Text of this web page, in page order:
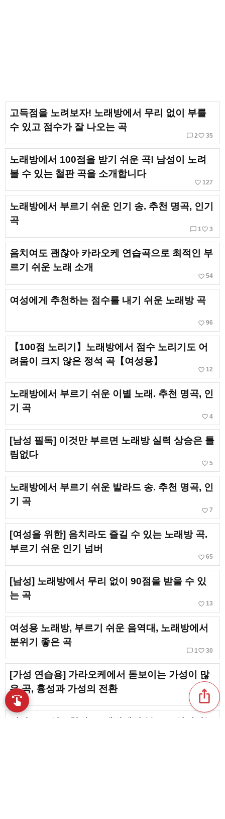
고득점을 노려보자! 노래방에서 무리 없이 부를
수 있고 점수가 잘 나오는 곡
chat_bubble_outline 2favorite_border 35
노래방에서 100점을 받기 쉬운 곡! 남성이 노려
볼 수 있는 철판 곡을 소개합니다
favorite_border 127
노래방에서 부르기 쉬운 인기 송. 추천 명곡, 인기
곡
chat_bubble_outline 1 favorite_border 3
음치여도 괜찮아 카라오케 연습곡으로 최적인 부
르기 쉬운 노래 소개
favorite_border 54
여성에게 추천하는 점수를 내기 쉬운 노래방 곡
favorite_border 96
【100점 노리기】노래방에서 점수 노리기도 어
려움이 크지 않은 정석 곡【여성용】
favorite_border 12
노래방에서 부르기 쉬운 이별 노래. 추천 명곡, 인
기 곡
favorite_border 4
[남성 필독] 이것만 부르면 노래방 실력 상승은 틀
림없다
favorite_border 5
노래방에서 부르기 쉬운 발라드 송. 추천 명곡, 인
기 곡
favorite_border 7
[여성을 위한] 음치라도 즐길 수 있는 노래방 곡.
부르기 쉬운 인기 넘버
favorite_border 65
[남성] 노래방에서 무리 없이 90점을 받을 수 있
는 곡
favorite_border 13
여성용 노래방, 부르기 쉬운 음역대, 노래방에서
분위기 좋은 곡
chat_bubble_outline 1 favorite_border 30
[가성 연습용] 가라오케에서 돋보이는 가성이 많
은 곡, 흉성과 가성의 전환
favorite_border
ios_share
swipe 손끝으로 음악을 탐색